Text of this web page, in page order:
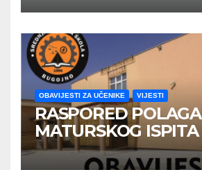
OBAVIJESTI ZA UČENIKE VIJESTI
RASPORED
MATURSKOG
JUNSKOM